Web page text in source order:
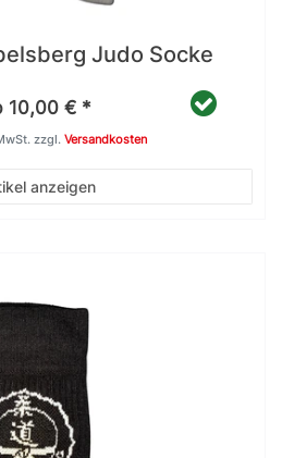
Judo Socke
10,00 € *
anzeigen
zzgl. Versandkosten